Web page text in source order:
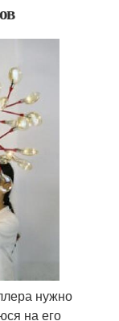
нужно
на его